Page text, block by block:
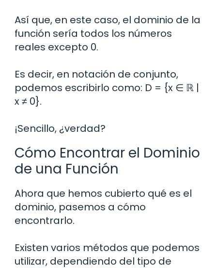
Así que, en este caso, el dominio de la
función sería todos los números
reales excepto 0.
Es decir, en notación de conjunto,
podemos escribirlo como: D = {x ∈ ℝ |
x ≠ 0}.
¡Sencillo, ¿verdad?
Cómo Encontrar el Dominio
de una Función
Ahora que hemos cubierto qué es el
dominio, pasemos a cómo
encontrarlo.
Existen varios métodos que podemos
utilizar, dependiendo del tipo de